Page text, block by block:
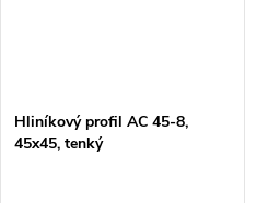
Hliníkový profil AC 45-8,
45x45, tenký